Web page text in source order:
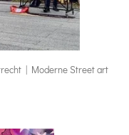
| Moderne Street art